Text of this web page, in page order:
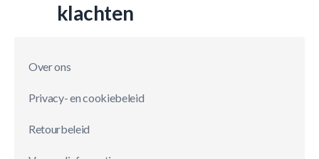
klachten
Over ons
Privacy- en cookiebeleid
Retourbeleid